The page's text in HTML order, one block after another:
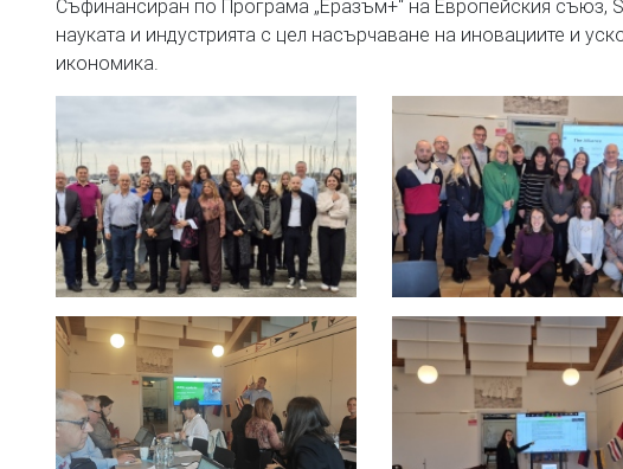
Съфинансиран по Програма „Еразъм+“ на Европейския съюз,
науката и индустрията с цел насърчаване на иновациите и
икономика.